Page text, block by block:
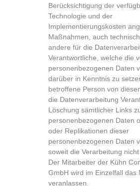
Berücksichtigung der
Technologie und der
Implementierungskosten
Maßnahmen, auch
andere für die
Verantwortliche, welche die
personenbezogenen Daten
darüber in Kenntnis zu
betroffene Person von
die Datenverarbeitung
Löschung sämtlicher Links
personenbezogenen Daten
oder Replikationen dieser
personenbezogenen Daten
soweit die Verarbeitung
Der Mitarbeiter der Kühn
GmbH wird im Einzelfall das
veranlassen.